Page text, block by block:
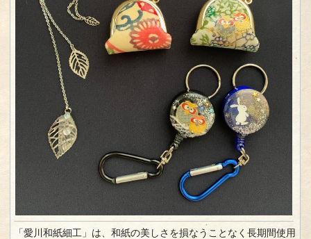
「愛川和紙細工」は、和紙の美しさを損なうことなく長期間使用